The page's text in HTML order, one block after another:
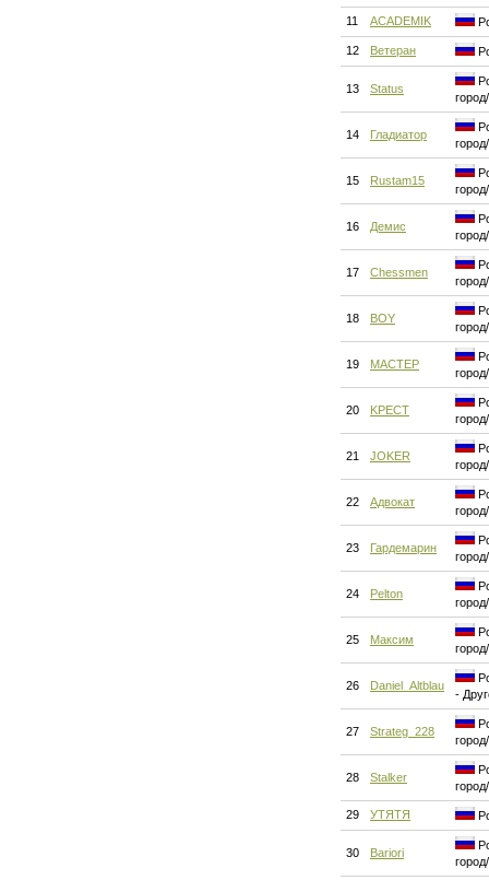
11 ACADEMIK
12 Ветеран
13 Status
14 Гладиатор
15 Rustam15
16 Демис
17 Chessmen
18 BOY
19 MACTEP
20 KPECT
21 JOKER
22 Адвокат
23 Гардемарин
24 Pelton
25 Максим
26 Daniel_Altblau
-
27 Strateg_228
28 Stalker
29 УТЯТЯ
30 Bariori